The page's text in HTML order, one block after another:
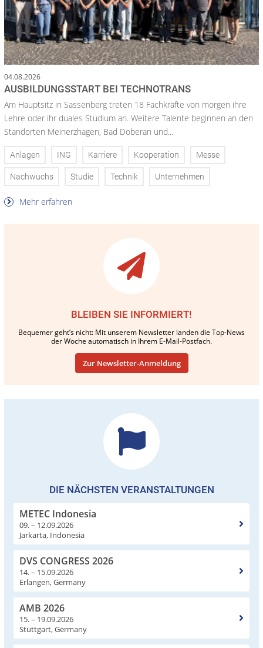
04.08.2026
AUSBILDUNGSSTART BEI TECHNOTRANS
Am Hauptsitz in Sassenberg treten 18 Fachkräfte von morgen ihre
Lehre oder ihr duales Studium an. Weitere Talente beginnen an den
Standorten Meinerzhagen, Bad Doberan und...
Anlagen ING Karriere Kooperation Messe
Nachwuchs Studie Technik Unternehmen
Mehr erfahren
BLEIBEN SIE INFORMIERT!
Bequemer geht’s nicht: Mit unserem Newsletter landen die Top-News
der Woche automatisch in Ihrem E-Mail-Postfach.
Zur Newsletter-Anmeldung
DIE NÄCHSTEN VERANSTALTUNGEN
METEC Indonesia
09. – 12.09.2026
Jarkarta, Indonesia
DVS CONGRESS 2026
14. – 15.09.2026
Erlangen, Germany
AMB 2026
15. – 19.09.2026
Stuttgart, Germany